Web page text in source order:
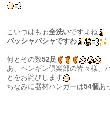
こいつはもぉ全洗いですよね
バッシャバシャですわ
何とその数52足
あ、ペンギン倶楽部の皆々様、
とをお詫びします
ちなみに器材ハンガーは54個あ